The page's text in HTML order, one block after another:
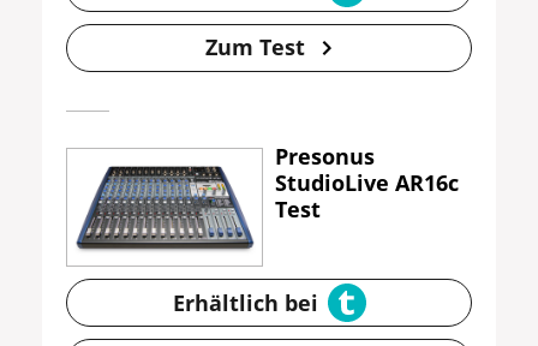
Zum Test
Presonus
StudioLive AR16c
Test
Erhältlich bei